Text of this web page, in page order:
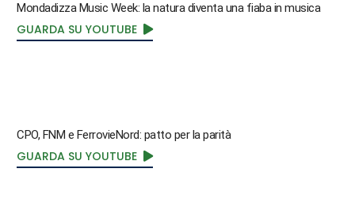
Mondadizza Music Week: la natura diventa una fiaba in musica
GUARDA SU YOUTUBE
CPO, FNM e FerrovieNord: patto per la parità
GUARDA SU YOUTUBE